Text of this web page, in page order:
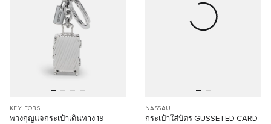
KEY FOBS
พวงกุญแจกระเป๋าเดินทาง 19
NASSAU
กระเป๋าใส่บัตร GUSSETED CARD